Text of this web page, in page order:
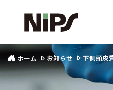
ホーム お知らせ 下側頭皮